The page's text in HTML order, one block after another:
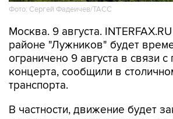
Москва. 9 августа.
ограничено 9 августа в связи
концерта, сообщили в
транспорта.
В частности, движение будет
Хамовнический Вал на улицу